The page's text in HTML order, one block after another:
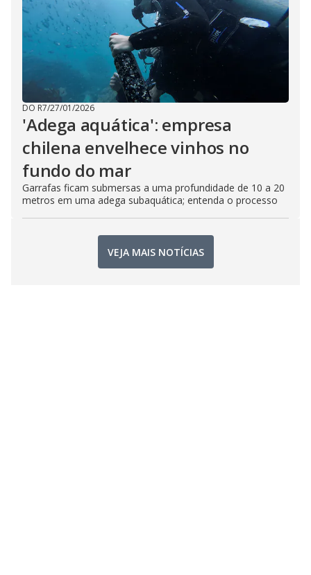
DO R7/27/01/2026
'Adega aquática': empresa
chilena envelhece vinhos no
fundo do mar
Garrafas ficam submersas a uma profundidade de 10 a 20
metros em uma adega subaquática; entenda o processo
VEJA MAIS NOTÍCIAS